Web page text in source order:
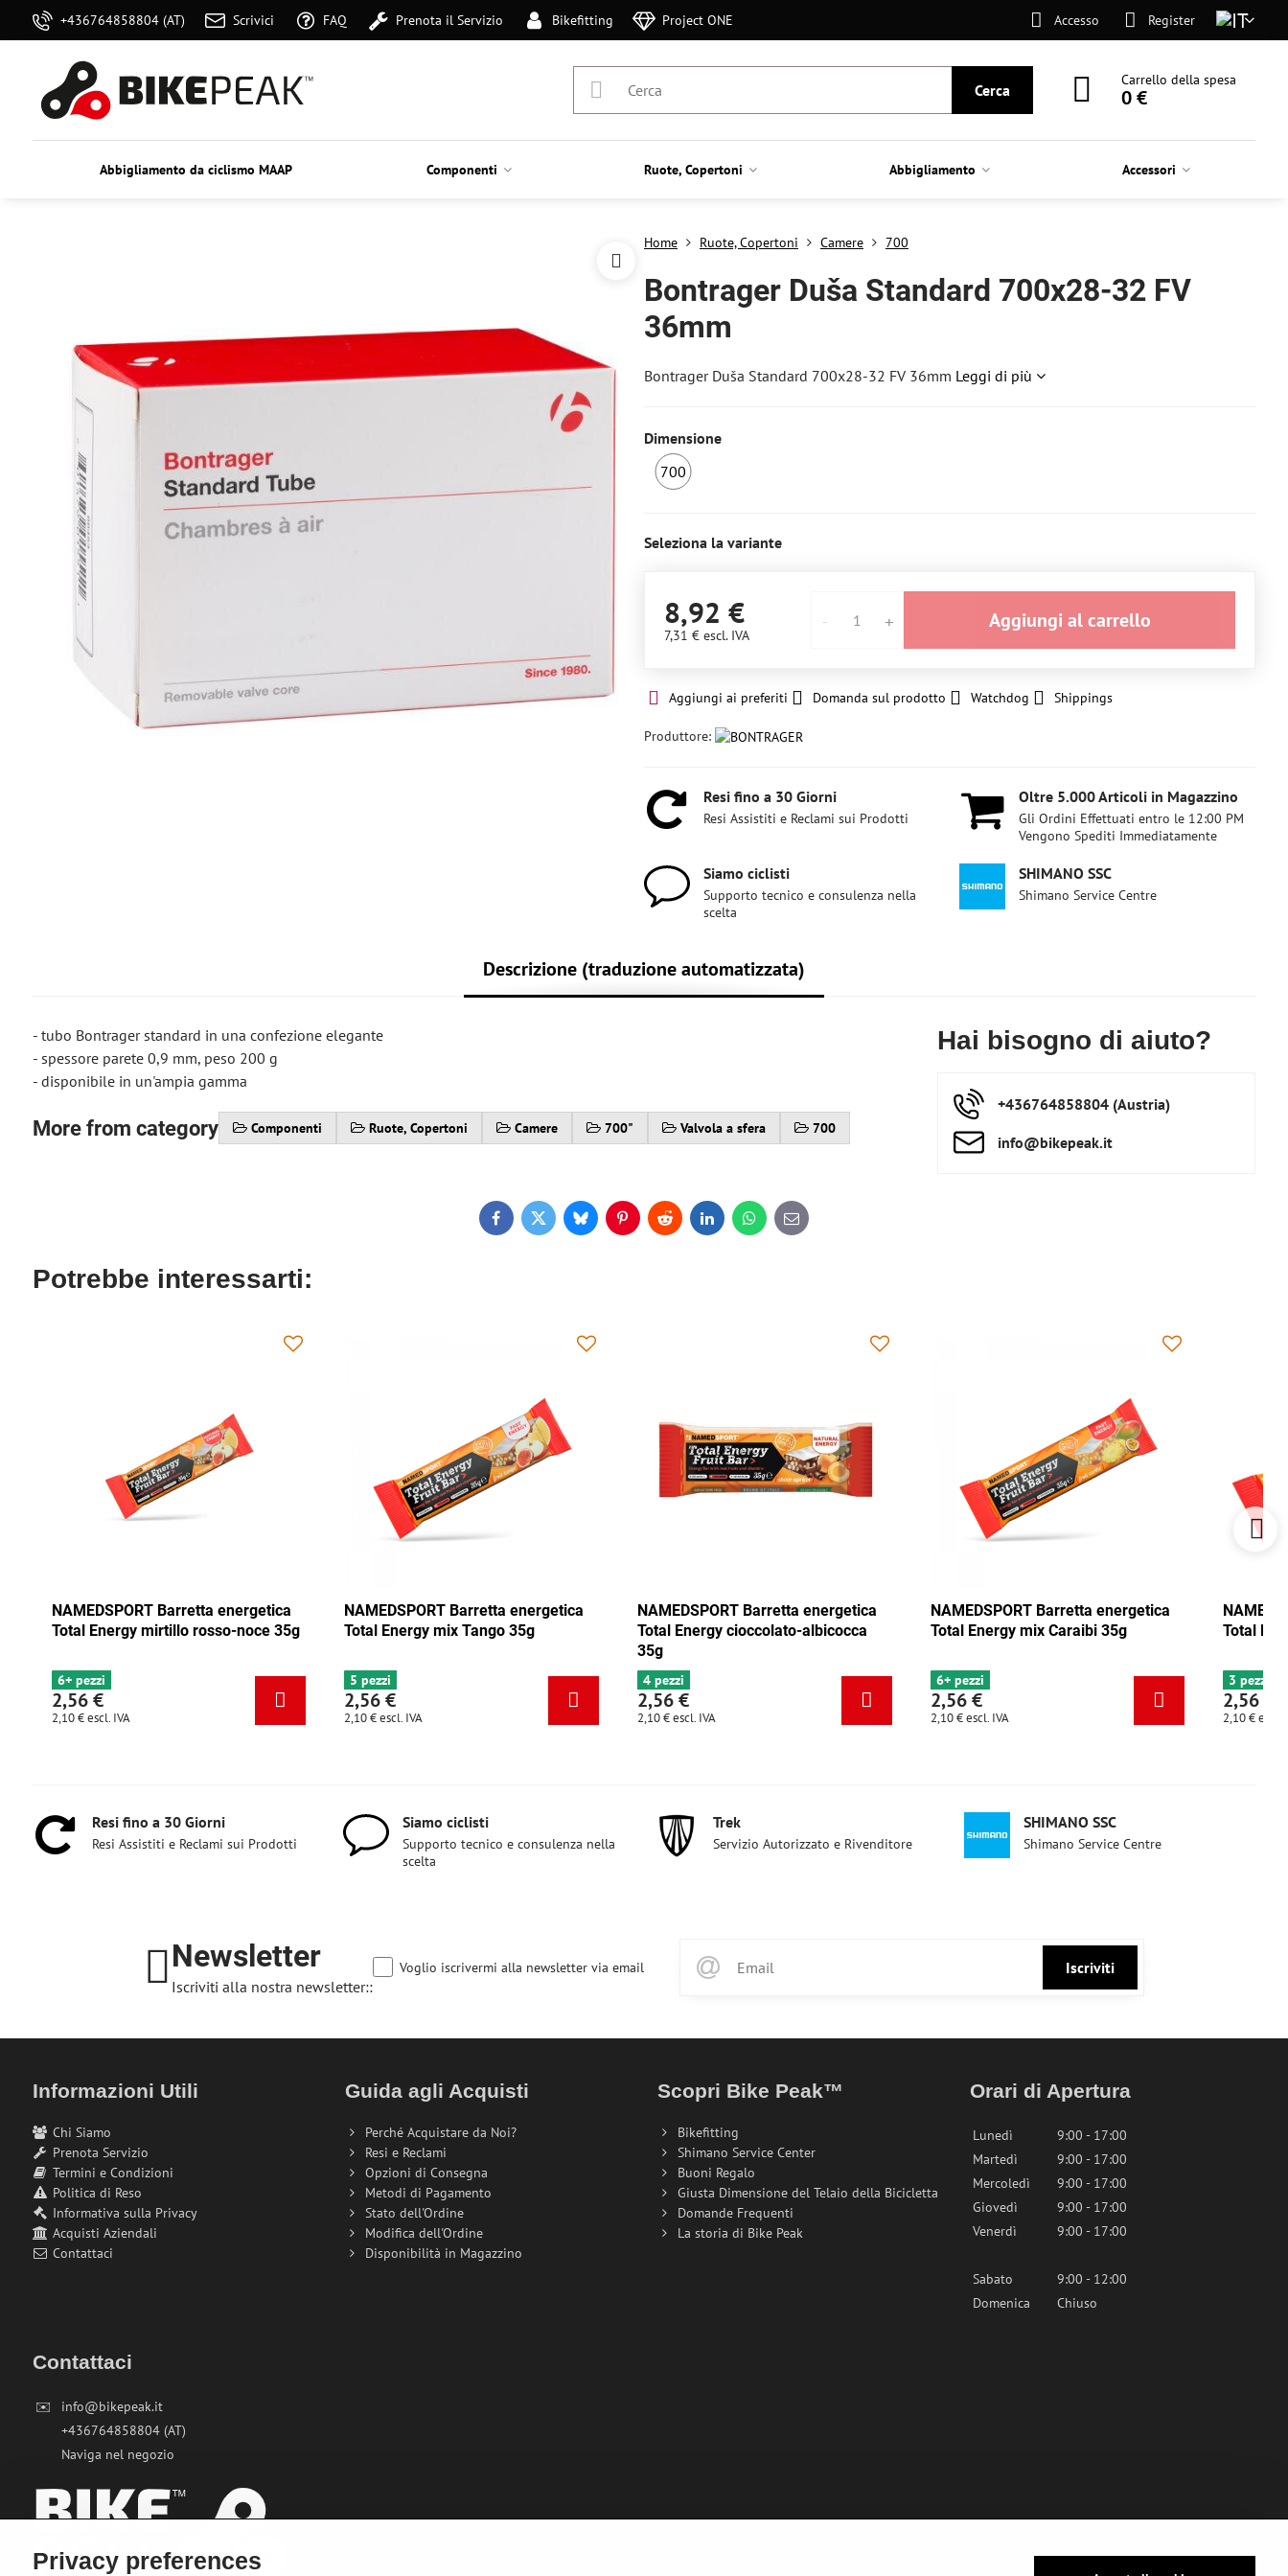
+436764858804 (AT) Scrivici FAQ Prenota il Servizio Bikefitting Project ONE Accesso Register
Cerca
Carrello della spesa
0 €
Abbigliamento da ciclismo MAAP Componenti Ruote, Copertoni Abbigliamento Accessori
Home Ruote, Copertoni Camere 700
Bontrager Duša Standard 700x28-32 FV
36mm
Bontrager Duša Standard 700x28-32 FV 36mm Leggi di più
Dimensione
700
Seleziona la variante
8,92 €
7,31 € escl. IVA
Aggiungi al carrello
Aggiungi ai preferiti Domanda sul prodotto Watchdog Shippings
Produttore:
Resi fino a 30 Giorni
Resi Assistiti e Reclami sui Prodotti
Oltre 5​.000 Articoli in Magazzino
Gli Ordini Effettuati entro le 12:00 PM
Vengono Spediti Immediatamente
Siamo ciclisti
Supporto tecnico e consulenza nella
scelta
SHIMANO SSC
Shimano Service Centre
Descrizione (traduzione automatizzata)
- tubo Bontrager standard in una confezione elegante
- spessore parete 0,9 mm, peso 200 g
- disponibile in un'ampia gamma
More from category Componenti Ruote, Copertoni Camere 700" Valvola a sfera 700
Hai bisogno di aiuto?
+436764858804 (Austria)
info​@bikepeak​.it
FacebookTwitterBlueskyPinterestRedditLinkedInWhatsApp
E-
mail
Potrebbe interessarti:
35g
NAMEDSPORT Barretta energetica
Total Energy mix Tango 35g
2,10 €
NAMEDSPORT Barretta energetica
Total Energy cioccolato-albicocca
2,10 €
NAMEDSPORT Barretta energetica
Total Energy mix Caraibi 35g
2,10 €
NAMEDSPORT Barretta energetica
Total Energy pistacchio 35g
2,10 €
Resi fino a 30 Giorni
Resi Assistiti e Reclami sui Prodotti
Siamo ciclisti
Supporto tecnico e consulenza nella
scelta
Trek
Servizio Autorizzato e Rivenditore
SHIMANO SSC
Shimano Service Centre
Newsletter
Iscriviti alla nostra newsletter::
Iscriviti
Voglio iscrivermi alla newsletter via email
Informazioni Utili
Chi Siamo
Prenota Servizio
Termini e Condizioni
Politica di Reso
Informativa sulla Privacy
Acquisti Aziendali
Contattaci
Guida agli Acquisti
Perché Acquistare da Noi?
Resi e Reclami
Opzioni di Consegna
Metodi di Pagamento
Stato dell'Ordine
Modifica dell'Ordine
Disponibilità in Magazzino
Scopri Bike Peak™
Bikefitting
Shimano Service Center
Buoni Regalo
Giusta Dimensione del Telaio della Bicicletta
Domande Frequenti
La storia di Bike Peak
Orari di Apertura
Lunedì
9:00 - 17:00
Martedì
9:00 - 17:00
Mercoledì
9:00 - 17:00
Giovedì
9:00 - 17:00
Venerdì
9:00 - 17:00
Sabato
9:00 - 12:00
Domenica
Chiuso
Contattaci
✉️
info@bikepeak.it
+436764858804 (AT)
Naviga nel negozio
Privacy preferences